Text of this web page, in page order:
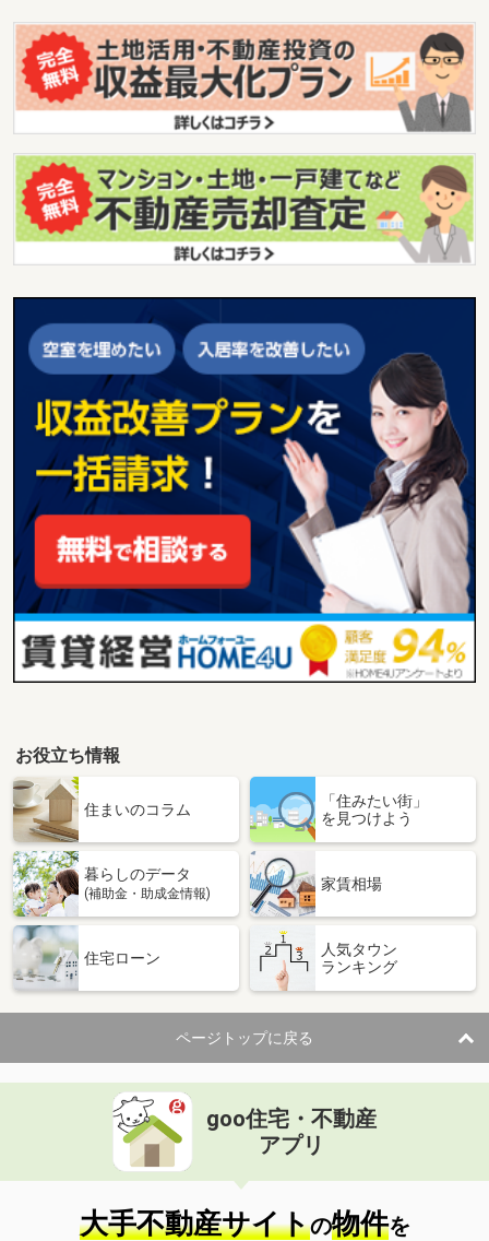
お役立ち情報
住まいのコラム
「住みたい街」
を見つけよう
暮らしのデータ
(補助金・助成金情報)
家賃相場
住宅ローン
人気タウン
ランキング
ページトップに戻る
goo住宅・不動産
アプリ
大手不動産サイトの物件を